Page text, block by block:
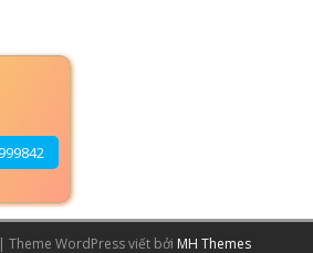
Theme WordPress viết bởi MH Themes